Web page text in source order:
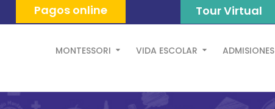
Pagos online Tour Virtual
MONTESSORI VIDA ESCOLAR ADMISIONES